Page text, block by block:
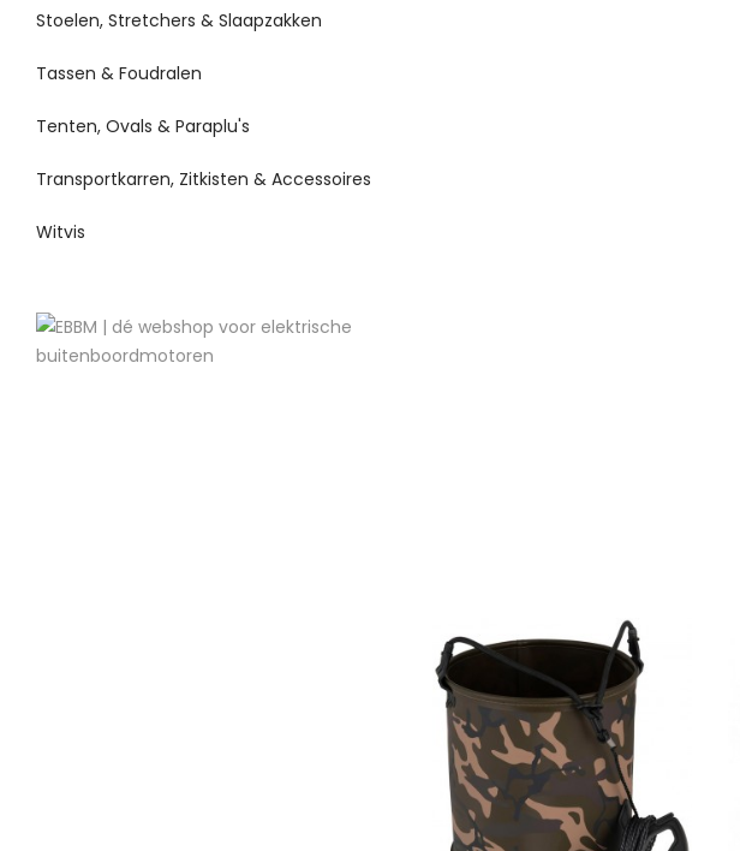
Stoelen, Stretchers & Slaapzakken
Tassen & Foudralen
Tenten, Ovals & Paraplu's
Transportkarren, Zitkisten & Accessoires
Witvis